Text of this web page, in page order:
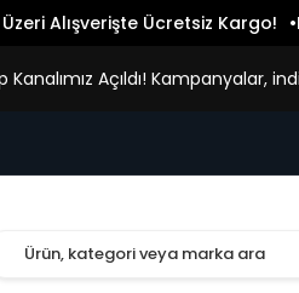
Alışverişte Ücretsiz Kargo!
Kanalımız Açıldı! Kampanyalar,